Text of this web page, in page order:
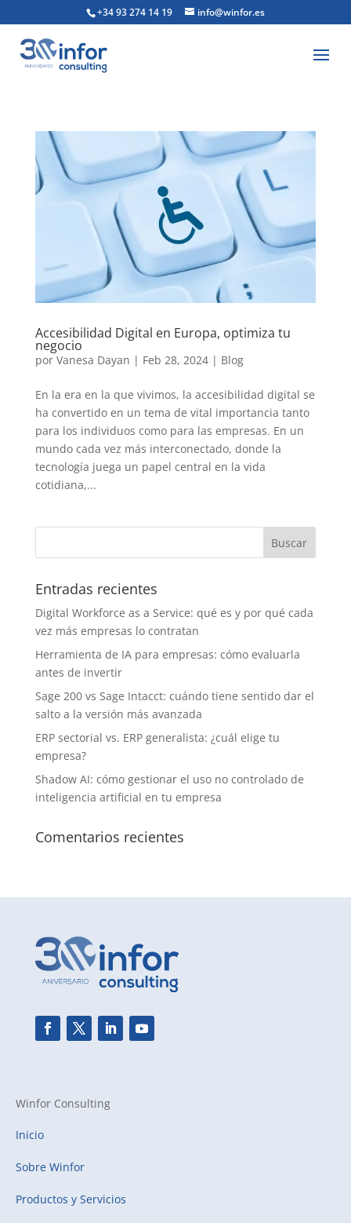
+34 93 274 14 19 info@winfor.es
Accesibilidad Digital en Europa, optimiza tu
negocio
por Vanesa Dayan | Feb 28, 2024| Blog
En la era en la que vivimos, la accesibilidad digital se
ha convertido en un tema de vital importancia tanto
para los individuos como para las empresas. En un
mundo cada vez más interconectado, donde la
tecnología juega un papel central en la vida
cotidiana,...
Entradas recientes
Digital Workforce as a Service: qué es y por qué cada
vez más empresas lo contratan
Herramienta de IA para empresas: cómo evaluarla
antes de invertir
Sage 200 vs Sage Intacct: cuándo tiene sentido dar el
salto a la versión más avanzada
ERP sectorial vs. ERP generalista: ¿cuál elige tu
empresa?
Shadow AI: cómo gestionar el uso no controlado de
inteligencia artificial en tu empresa
Comentarios recientes
Winfor Consulting
Inicio
Sobre Winfor
Productos y Servicios